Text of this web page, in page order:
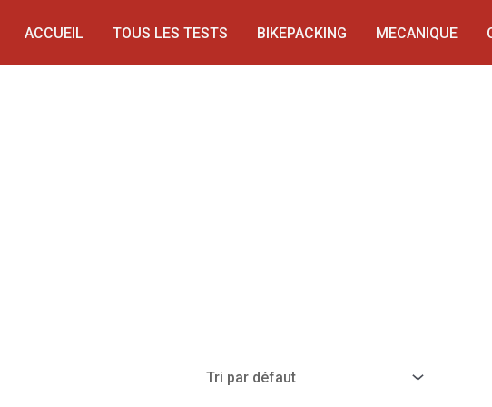
ACCUEIL TOUS LES TESTS BIKEPACKING MECANIQUE